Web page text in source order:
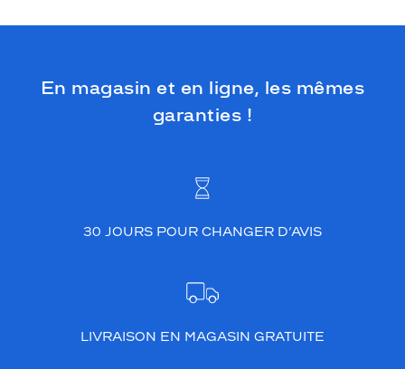
En magasin et en ligne, les mêmes
garanties !
30 JOURS POUR CHANGER D’AVIS
LIVRAISON EN MAGASIN GRATUITE